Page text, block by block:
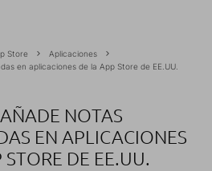
Store
Aplicaciones
en aplicaciones de la App Store de EE.UU.
NOTAS
EN APLICACIONES
DE EE.UU.